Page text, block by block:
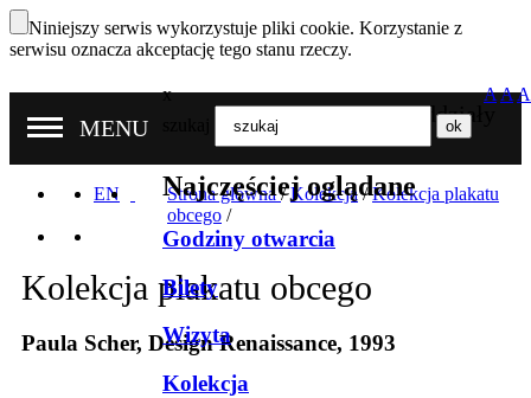
Niniejszy serwis wykorzystuje pliki cookie. Korzystanie z
serwisu oznacza akceptację tego stanu rzeczy.
Nasze oddziały
MENU
x
Najczęściej oglądane
Godziny otwarcia
Bilety
Wizyta
Kolekcja
AAA
EN Strona główna/ Kolekcja/Kolekcja plakatu
obcego /
Kolekcja plakatu obcego
Paula Scher, Design Renaissance, 1993